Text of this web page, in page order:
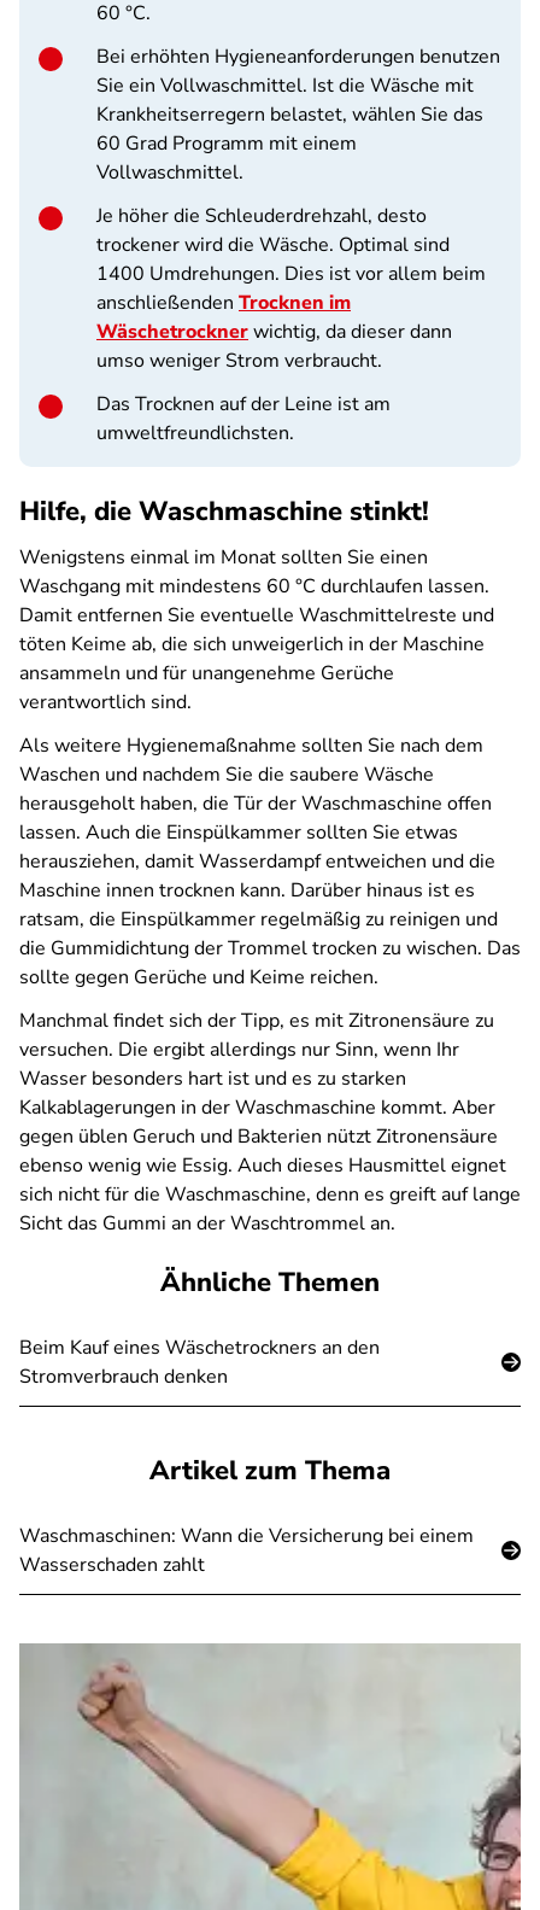
60 °C.
Bei erhöhten Hygieneanforderungen benutzen
Sie ein Vollwaschmittel. Ist die Wäsche mit
Krankheitserregern belastet, wählen Sie das
60 Grad Programm mit einem
Vollwaschmittel.
Je höher die Schleuderdrehzahl, desto
trockener wird die Wäsche. Optimal sind
1400 Umdrehungen. Dies ist vor allem beim
anschließenden Trocknen im
Wäschetrocknerwichtig, da dieser dann
umso weniger Strom verbraucht.
Das Trocknen auf der Leine ist am
umweltfreundlichsten.
Hilfe, die Waschmaschine stinkt!
Wenigstens einmal im Monat sollten Sie einen
Waschgang mit mindestens 60 °C durchlaufen lassen.
Damit entfernen Sie eventuelle Waschmittelreste und
töten Keime ab, die sich unweigerlich in der Maschine
ansammeln und für unangenehme Gerüche
verantwortlich sind.
Als weitere Hygienemaßnahme sollten Sie nach dem
Waschen und nachdem Sie die saubere Wäsche
herausgeholt haben, die Tür der Waschmaschine offen
lassen. Auch die Einspülkammer sollten Sie etwas
herausziehen, damit Wasserdampf entweichen und die
Maschine innen trocknen kann. Darüber hinaus ist es
ratsam, die Einspülkammer regelmäßig zu reinigen und
die Gummidichtung der Trommel trocken zu wischen. Das
sollte gegen Gerüche und Keime reichen.
Manchmal findet sich der Tipp, es mit Zitronensäure zu
versuchen. Die ergibt allerdings nur Sinn, wenn Ihr
Wasser besonders hart ist und es zu starken
Kalkablagerungen in der Waschmaschine kommt. Aber
gegen üblen Geruch und Bakterien nützt Zitronensäure
ebenso wenig wie Essig. Auch dieses Hausmittel eignet
sich nicht für die Waschmaschine, denn es greift auf lange
Sicht das Gummi an der Waschtrommel an.
Ähnliche Themen
Beim Kauf eines Wäschetrockners an den
Stromverbrauch denken
Artikel zum Thema
Waschmaschinen: Wann die Versicherung bei einem
Wasserschaden zahlt